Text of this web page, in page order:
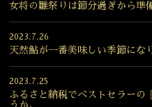
女将の雛祭りは節分過ぎから準
2023.7.26
天然鮎が一番美味しい季節にな
2023.7.25
ふるさと納税でベストセラーの
うか。